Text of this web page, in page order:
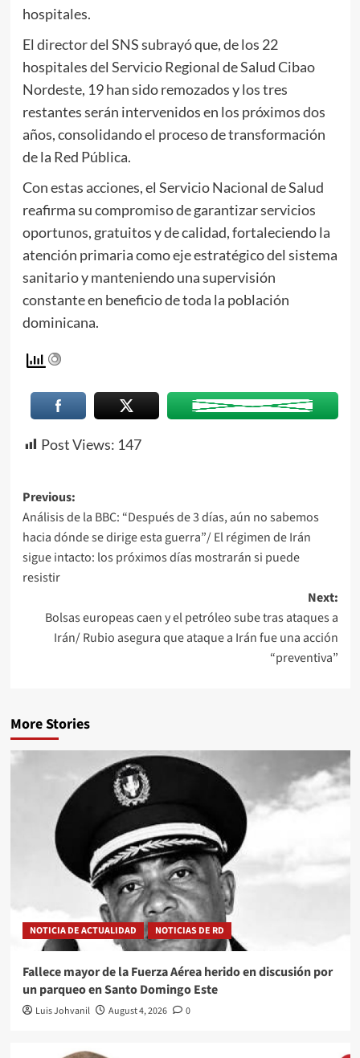
hospitales.
El director del SNS subrayó que, de los 22
hospitales del Servicio Regional de Salud Cibao
Nordeste, 19 han sido remozados y los tres
restantes serán intervenidos en los próximos dos
años, consolidando el proceso de transformación
de la Red Pública.
Con estas acciones, el Servicio Nacional de Salud
reafirma su compromiso de garantizar servicios
oportunos, gratuitos y de calidad, fortaleciendo la
atención primaria como eje estratégico del sistema
sanitario y manteniendo una supervisión
constante en beneficio de toda la población
dominicana.
Post Views: 147
Previous:
Análisis de la BBC: “Después de 3 días, aún no sabemos
hacia dónde se dirige esta guerra”/ El régimen de Irán
sigue intacto: los próximos días mostrarán si puede
resistir
Next:
Bolsas europeas caen y el petróleo sube tras ataques a
Irán/ Rubio asegura que ataque a Irán fue una acción
“preventiva”
More Stories
NOTICIA DE ACTUALIDAD NOTICIAS DE RD
Fallece mayor de la Fuerza Aérea herido en discusión por
un parqueo en Santo Domingo Este
Luis Johvanil August 4, 2026 0